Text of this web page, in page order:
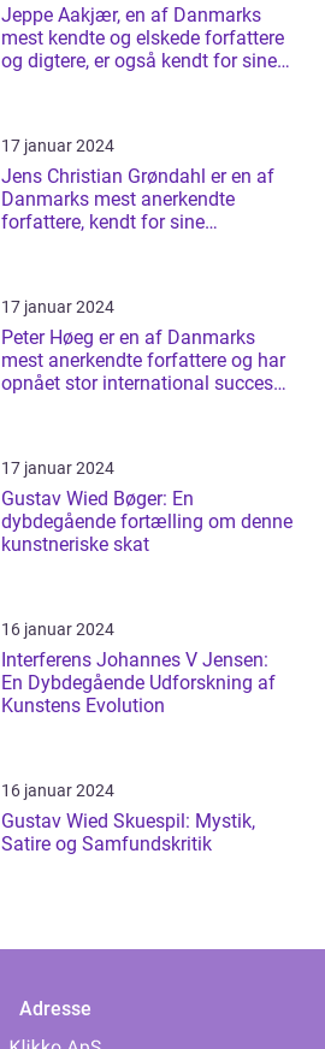
Jeppe Aakjær, en af Danmarks
mest kendte og elskede forfattere
og digtere, er også kendt for sine
17 januar 2024
Jens Christian Grøndahl er en af
Danmarks mest anerkendte
forfattere, kendt for sine
17 januar 2024
Peter Høeg er en af Danmarks
mest anerkendte forfattere og har
opnået stor international succes
17 januar 2024
Gustav Wied Bøger: En
dybdegående fortælling om denne
kunstneriske skat
16 januar 2024
Interferens Johannes V Jensen:
En Dybdegående Udforskning af
Kunstens Evolution
16 januar 2024
Gustav Wied Skuespil: Mystik,
Satire og Samfundskritik
Adresse